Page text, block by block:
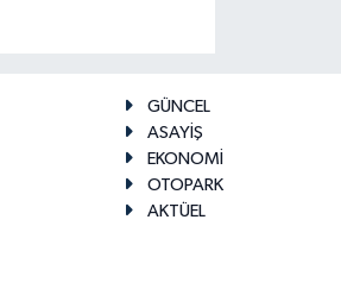
GÜNCEL
ASAYİŞ
EKONOMİ
OTOPARK
AKTÜEL